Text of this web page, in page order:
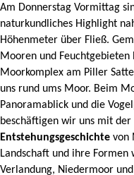
Am Donnerstag Vormittag
naturkundliches Highlight
Höhenmeter über Fließ.
Mooren und
Moorkomplex am Piller
uns rund ums Moor. Beim
Panoramablick und die
beschäftigen wir uns mit
Entstehungsgeschichte von
Landschaft und ihre
Verlandung, Niedermoor